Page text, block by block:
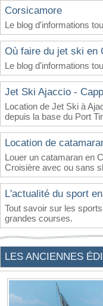
Corsicamore
Le blog d'informations
Où faire du jet ski en
Le blog d'informations
Jet Ski Ajaccio -
Location de Jet Ski à
depuis la base du Port
Location de
Louer un catamaran en
Croisière avec ou sans
L'actualité du sport
Tout savoir sur les
grandes courses.
LES ANCIENNES